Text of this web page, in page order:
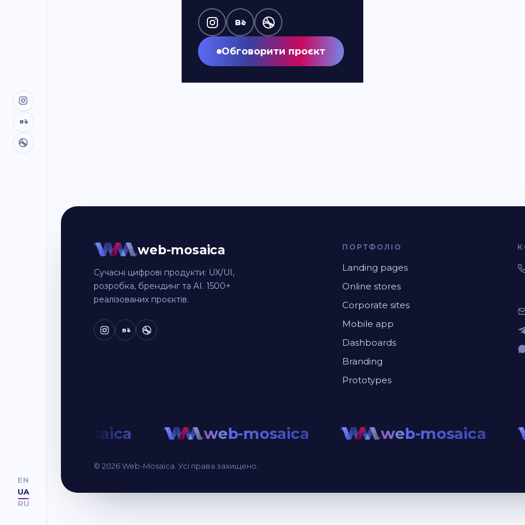
Bē
EN
UA
RU
Bē
Обговорити проєкт
web-mosaica
Сучасні цифрові продукти: UX/UI,
розробка, брендинг та AI. 1500+
реалізованих проєктів.
Bē
ПОРТФОЛІО
Landing pages
Online stores
Corporate sites
Mobile app
Dashboards
Branding
Prototypes
web-mosaica web-mosaica web-mosaica
© 2026 Web-Mosaica. Усі права захищено.